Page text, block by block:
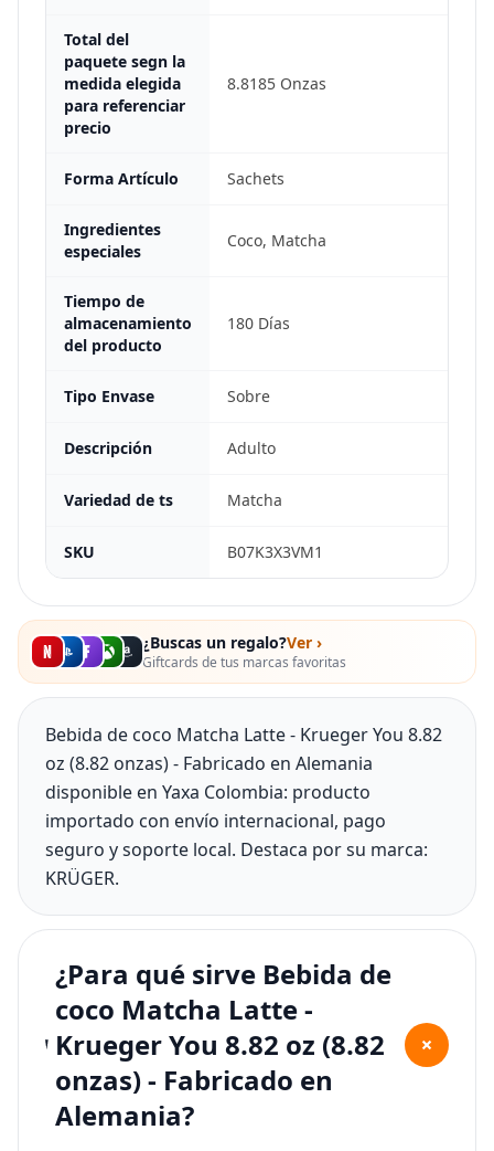
Total del
paquete segn la
medida elegida
para referenciar
precio
8.8185 Onzas
Forma Artículo Sachets
Ingredientes
especiales
Coco, Matcha
Tiempo de
almacenamiento
del producto
180 Días
Tipo Envase Sobre
Descripción Adulto
Variedad de ts Matcha
SKU B07K3X3VM1
¿Buscas un regalo?Ver ›
Giftcards de tus marcas favoritas
Bebida de coco Matcha Latte - Krueger You 8.82
oz (8.82 onzas) - Fabricado en Alemania
disponible en Yaxa Colombia: producto
importado con envío internacional, pago
seguro y soporte local. Destaca por su marca:
KRÜGER.
¿Para qué sirve Bebida de
coco Matcha Latte -
Krueger You 8.82 oz (8.82
onzas) - Fabricado en
Alemania?
+